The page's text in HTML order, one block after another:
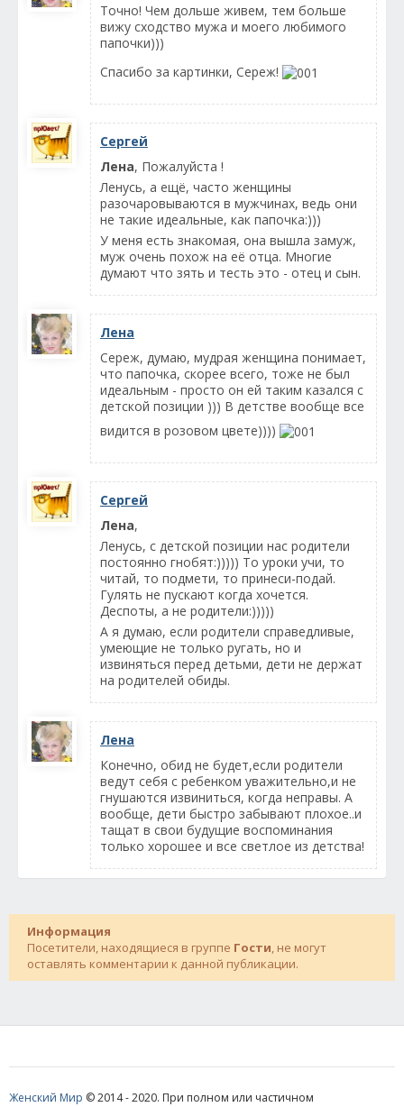
Точно! Чем дольше живем, тем больше
вижу сходство мужа и моего любимого
папочки)))
Спасибо за картинки, Сереж!
Сергей
Лена, Пожалуйста !
Ленусь, а ещё, часто женщины
разочаровываются в мужчинах, ведь они
не такие идеальные, как папочка:)))
У меня есть знакомая, она вышла замуж,
муж очень похож на её отца. Многие
думают что зять и тесть это - отец и сын.
Лена
Сереж, думаю, мудрая женщина понимает,
что папочка, скорее всего, тоже не был
идеальным - просто он ей таким казался с
детской позиции ))) В детстве вообще все
видится в розовом цвете))))
Сергей
Лена,
Ленусь, с детской позиции нас родители
постоянно гнобят:))))) То уроки учи, то
читай, то подмети, то принеси-подай.
Гулять не пускают когда хочется.
Деспоты, а не родители:)))))
А я думаю, если родители справедливые,
умеющие не только ругать, но и
извиняться перед детьми, дети не держат
на родителей обиды.
Лена
Конечно, обид не будет,если родители
ведут себя с ребенком уважительно,и не
гнушаются извиниться, когда неправы. А
вообще, дети быстро забывают плохое..и
тащат в свои будущие воспоминания
только хорошее и все светлое из детства!
Информация
Посетители, находящиеся в группе Гости, не могут
оставлять комментарии к данной публикации.
Женский Мир © 2014 - 2020. При полном или частичном